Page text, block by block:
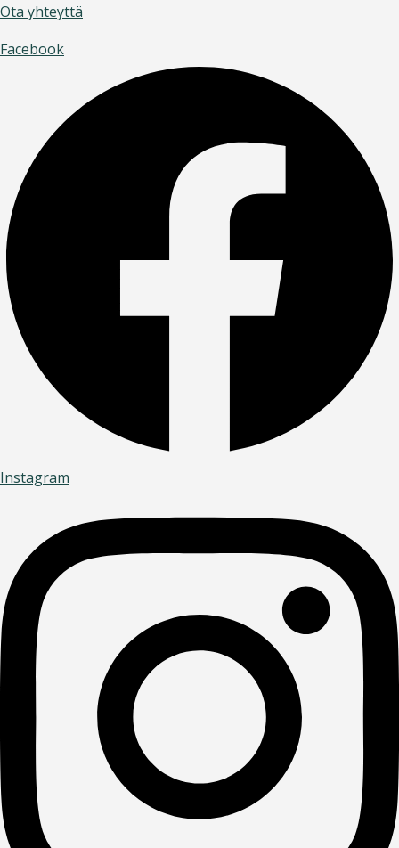
Ota yhteyttä
Facebook
Instagram